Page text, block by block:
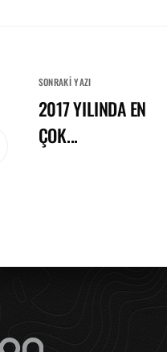
SONRAKI YAZI
2017 YILINDA EN
ÇOK...